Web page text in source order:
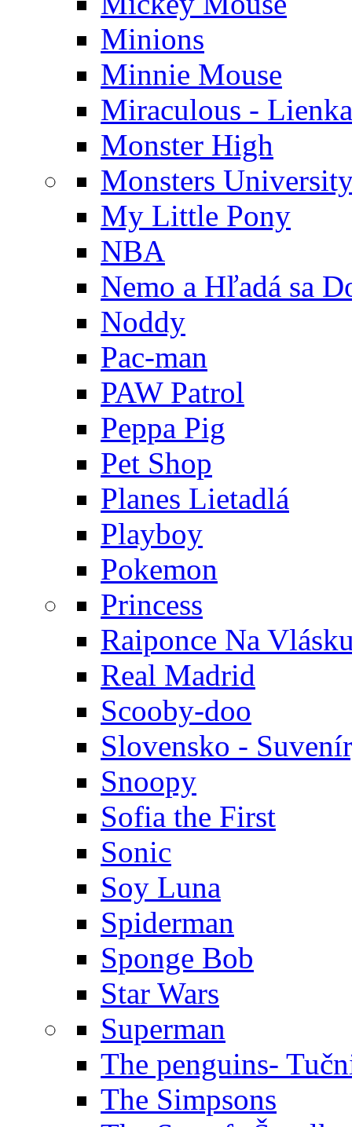
Minions
Minnie Mouse
Miraculous -
Monster High
Monsters
My Little Pony
NBA
Nemo a Hľadá sa
Noddy
Pac-man
PAW Patrol
Peppa Pig
Pet Shop
Planes Lietadlá
Playboy
Pokemon
Princess
Raiponce Na
Real Madrid
Scooby-doo
Slovensko -
Snoopy
Sofia the First
Sonic
Soy Luna
Spiderman
Sponge Bob
Star Wars
Superman
The penguins-
The Simpsons